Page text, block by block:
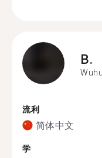
B.
Wuhu
流利
简体中文
学